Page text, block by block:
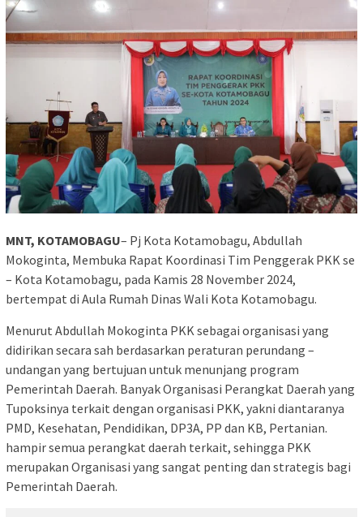
MNT, KOTAMOBAGU– Pj Kota Kotamobagu, Abdullah
Mokoginta, Membuka Rapat Koordinasi Tim Penggerak PKK se
– Kota Kotamobagu, pada Kamis 28 November 2024,
bertempat di Aula Rumah Dinas Wali Kota Kotamobagu.
Menurut Abdullah Mokoginta PKK sebagai organisasi yang
didirikan secara sah berdasarkan peraturan perundang –
undangan yang bertujuan untuk menunjang program
Pemerintah Daerah. Banyak Organisasi Perangkat Daerah yang
Tupoksinya terkait dengan organisasi PKK, yakni diantaranya
PMD, Kesehatan, Pendidikan, DP3A, PP dan KB, Pertanian.
hampir semua perangkat daerah terkait, sehingga PKK
merupakan Organisasi yang sangat penting dan strategis bagi
Pemerintah Daerah.